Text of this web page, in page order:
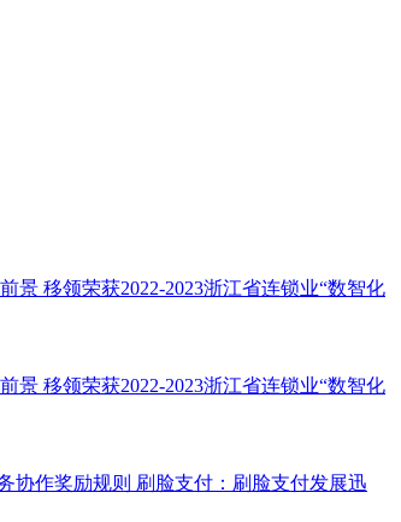
景 移领荣获2022-2023浙江省连锁业“数智化
景 移领荣获2022-2023浙江省连锁业“数智化
协作奖励规则 刷脸支付：刷脸支付发展迅